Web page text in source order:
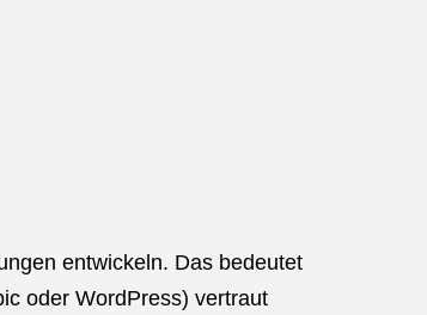
entwickeln. Das bedeutet
oder WordPress) vertraut